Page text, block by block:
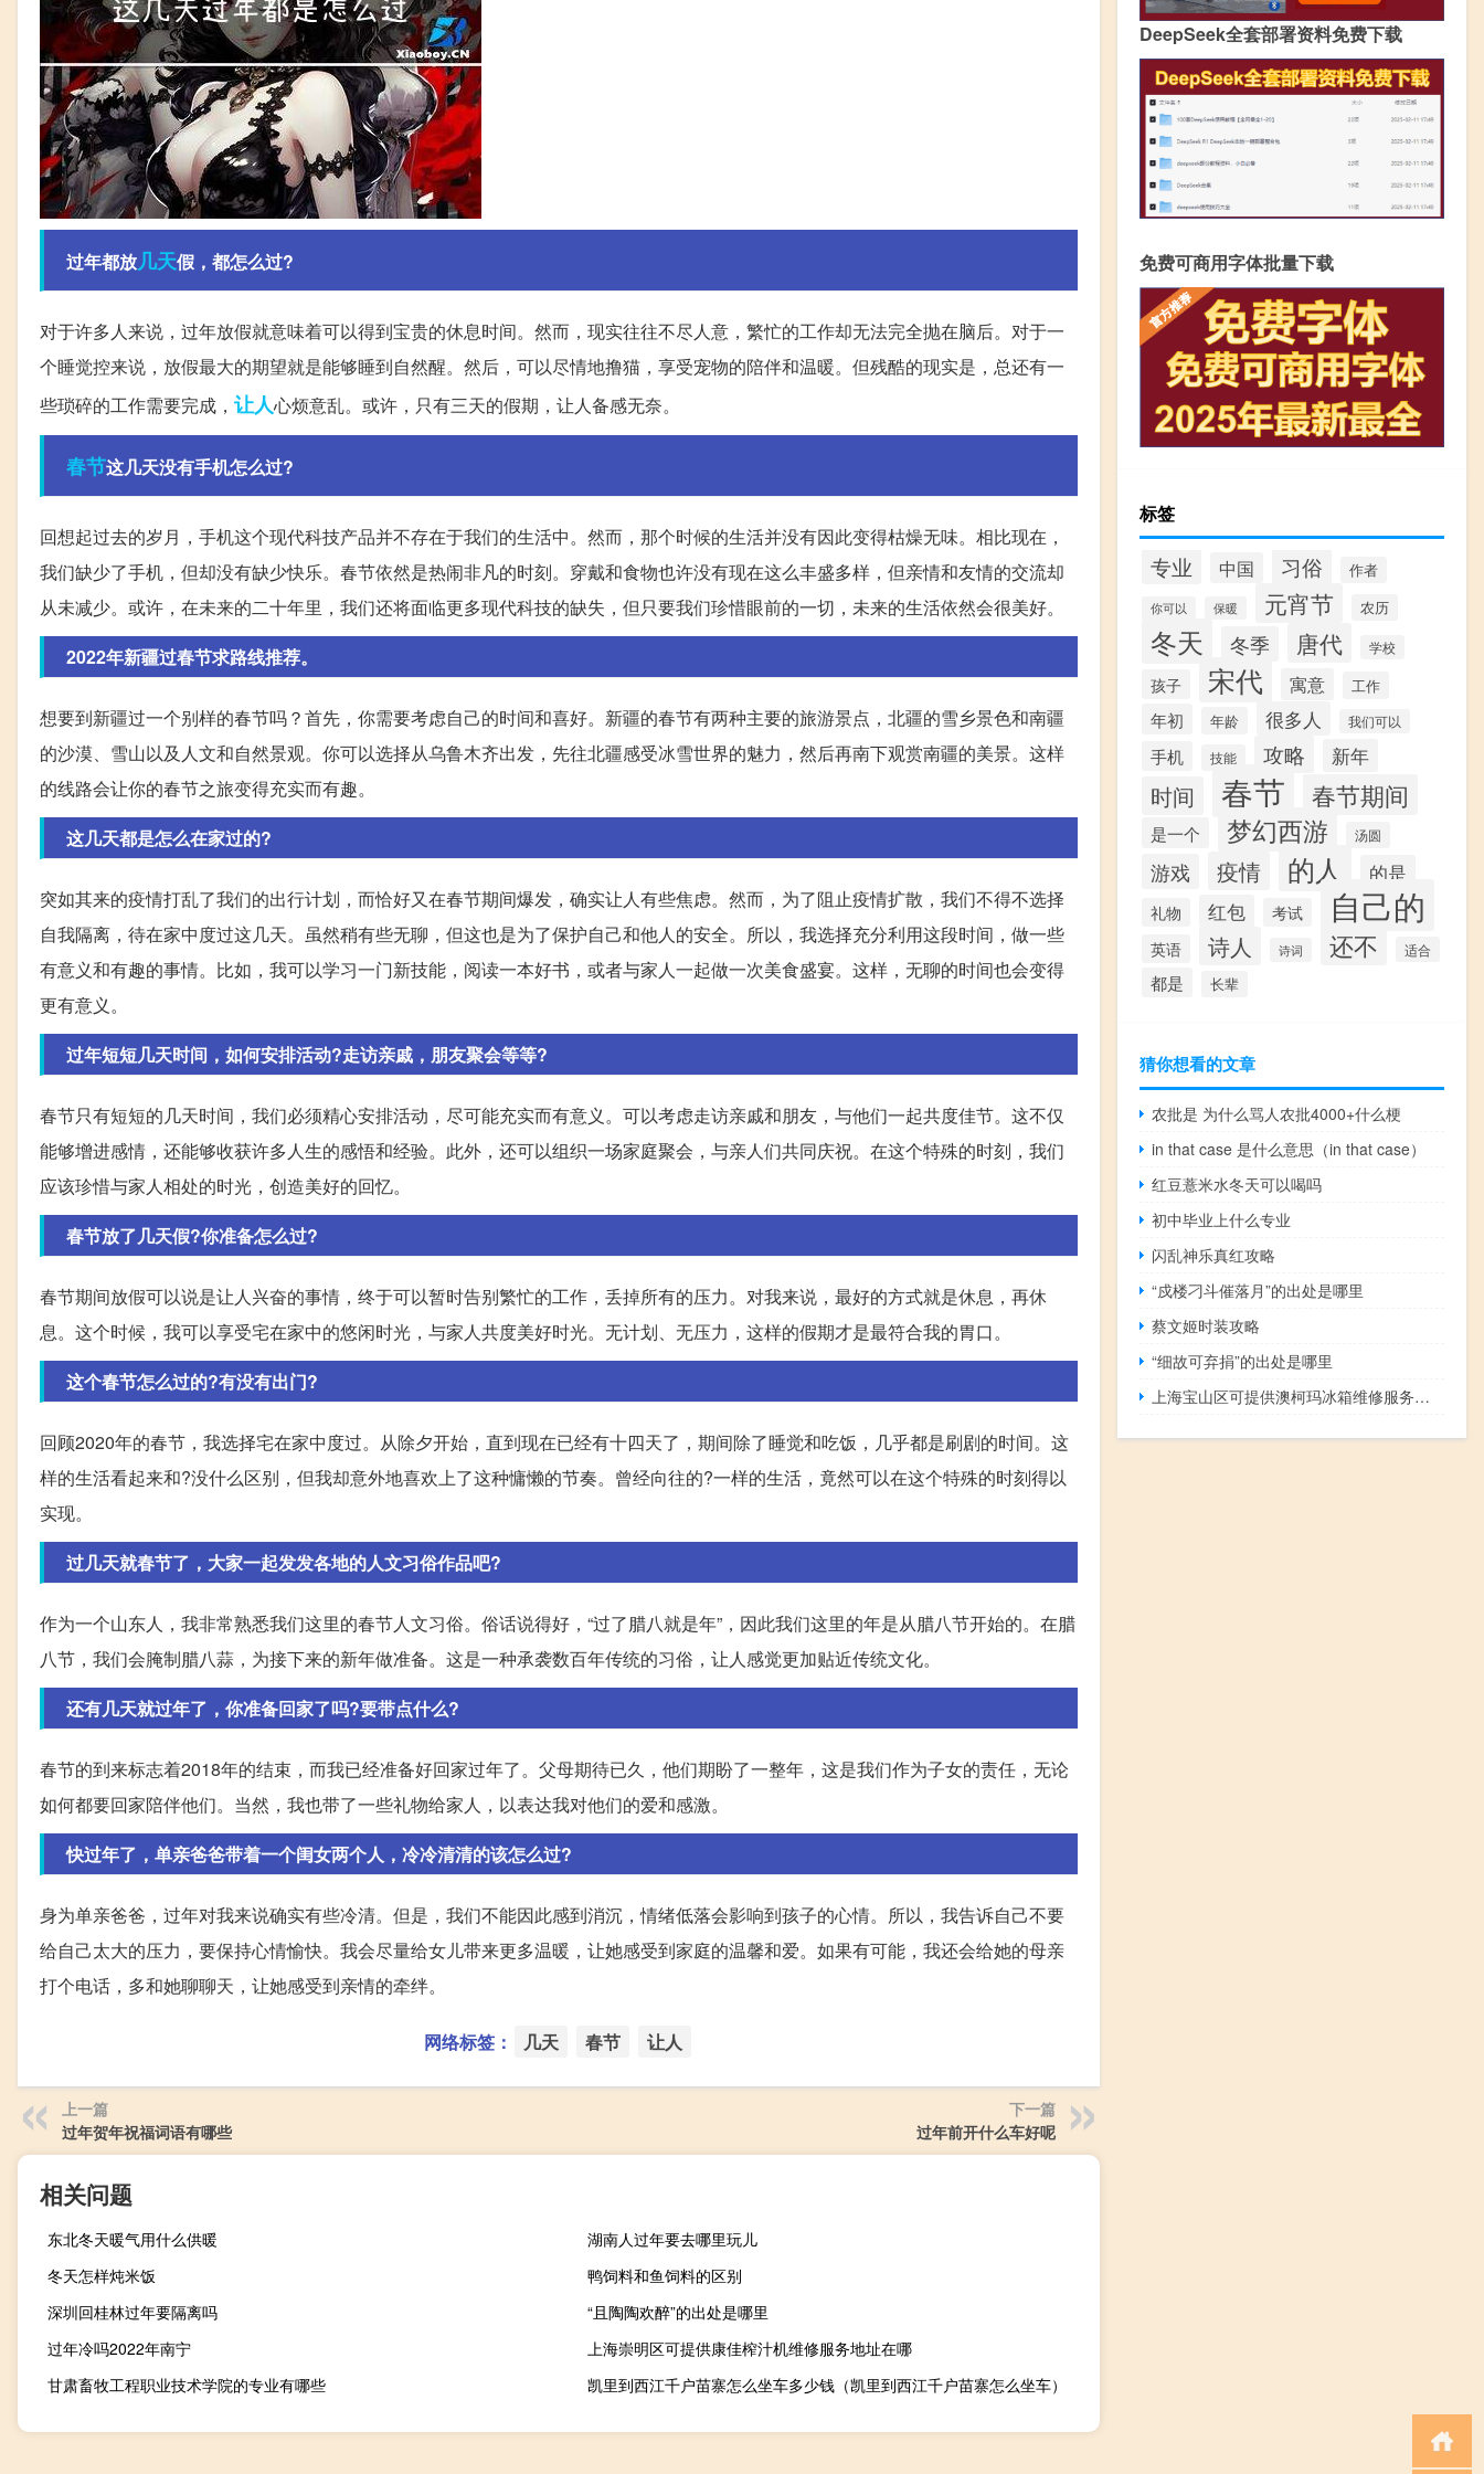
过年都放几天假，都怎么过?
对于许多人来说，过年放假就意味着可以得到宝贵的休息时间。然而，现实往往不尽人意，繁忙的工作却无法完全抛在脑后。对于一
个睡觉控来说，放假最大的期望就是能够睡到自然醒。然后，可以尽情地撸猫，享受宠物的陪伴和温暖。但残酷的现实是，总还有一
些琐碎的工作需要完成， 让人心烦意乱。或许，只有三天的假期，让人备感无奈。
春节这几天没有手机怎么过?
回想起过去的岁月，手机这个现代科技产品并不存在于我们的生活中。然而，那个时候的生活并没有因此变得枯燥无味。相比现在，
我们缺少了手机，但却没有缺少快乐。春节依然是热闹非凡的时刻。穿戴和食物也许没有现在这么丰盛多样，但亲情和友情的交流却
从未减少。或许，在未来的二十年里，我们还将面临更多现代科技的缺失，但只要我们珍惜眼前的一切，未来的生活依然会很美好。
2022年新疆过春节求路线推荐。
想要到新疆过一个别样的春节吗？首先，你需要考虑自己的时间和喜好。新疆的春节有两种主要的旅游景点，北疆的雪乡景色和南疆
的沙漠、雪山以及人文和自然景观。你可以选择从乌鲁木齐出发，先往北疆感受冰雪世界的魅力，然后再南下观赏南疆的美景。这样
的线路会让你的春节之旅变得充实而有趣。
这几天都是怎么在家过的?
突如其来的疫情打乱了我们的出行计划，而恰好又在春节期间爆发，确实让人有些焦虑。然而，为了阻止疫情扩散，我们不得不选择
自我隔离，待在家中度过这几天。虽然稍有些无聊，但这也是为了保护自己和他人的安全。所以，我选择充分利用这段时间，做一些
有意义和有趣的事情。比如，我可以学习一门新技能，阅读一本好书，或者与家人一起做一次美食盛宴。这样，无聊的时间也会变得
更有意义。
过年短短几天时间，如何安排活动?走访亲戚，朋友聚会等等?
春节只有短短的几天时间，我们必须精心安排活动，尽可能充实而有意义。可以考虑走访亲戚和朋友，与他们一起共度佳节。这不仅
能够增进感情，还能够收获许多人生的感悟和经验。此外，还可以组织一场家庭聚会，与亲人们共同庆祝。在这个特殊的时刻，我们
应该珍惜与家人相处的时光，创造美好的回忆。
春节放了几天假?你准备怎么过?
春节期间放假可以说是让人兴奋的事情，终于可以暂时告别繁忙的工作，丢掉所有的压力。对我来说，最好的方式就是休息，再休
息。这个时候，我可以享受宅在家中的悠闲时光，与家人共度美好时光。无计划、无压力，这样的假期才是最符合我的胃口。
这个春节怎么过的?有没有出门?
回顾2020年的春节，我选择宅在家中度过。从除夕开始，直到现在已经有十四天了，期间除了睡觉和吃饭，几乎都是刷剧的时间。这
样的生活看起来和?没什么区别，但我却意外地喜欢上了这种慵懒的节奏。曾经向往的?一样的生活，竟然可以在这个特殊的时刻得以
实现。
过几天就春节了，大家一起发发各地的人文习俗作品吧?
作为一个山东人，我非常熟悉我们这里的春节人文习俗。俗话说得好，“过了腊八就是年”，因此我们这里的年是从腊八节开始的。在腊
八节，我们会腌制腊八蒜，为接下来的新年做准备。这是一种承袭数百年传统的习俗，让人感觉更加贴近传统文化。
还有几天就过年了，你准备回家了吗?要带点什么?
春节的到来标志着2018年的结束，而我已经准备好回家过年了。父母期待已久，他们期盼了一整年，这是我们作为子女的责任，无论
如何都要回家陪伴他们。当然，我也带了一些礼物给家人，以表达我对他们的爱和感激。
快过年了，单亲爸爸带着一个闺女两个人，冷冷清清的该怎么过?
身为单亲爸爸，过年对我来说确实有些冷清。但是，我们不能因此感到消沉，情绪低落会影响到孩子的心情。所以，我告诉自己不要
给自己太大的压力，要保持心情愉快。我会尽量给女儿带来更多温暖，让她感受到家庭的温馨和爱。如果有可能，我还会给她的母亲
打个电话，多和她聊聊天，让她感受到亲情的牵绊。
网络标签： 几天 春节 让人
上一篇
过年贺年祝福词语有哪些
下一篇
过年前开什么车好呢
相关问题
东北冬天暖气用什么供暖
湖南人过年要去哪里玩儿
冬天怎样炖米饭
鸭饲料和鱼饲料的区别
深圳回桂林过年要隔离吗
“且陶陶欢醉”的出处是哪里
过年冷吗2022年南宁
上海崇明区可提供康佳榨汁机维修服务地址在哪
甘肃畜牧工程职业技术学院的专业有哪些
凯里到西江千户苗寨怎么坐车多少钱（凯里到西江千户苗寨怎么坐车）
DeepSeek全套部署资料免费下载
免费可商用字体批量下载
标签
专业 中国 习俗 作者
你可以 保暖 元宵节 农历
冬天 冬季 唐代 学校
孩子 宋代 寓意 工作
年初 年龄 很多人 我们可以
手机 技能 攻略 新年
时间 春节 春节期间
是一个 梦幻西游 汤圆
游戏 疫情 的人 的是
礼物 红包 考试 自己的
英语 诗人 诗词 还不 适合
都是 长辈
猜你想看的文章
农批是 为什么骂人农批4000+什么梗
in that case 是什么意思（in that case）
红豆薏米水冬天可以喝吗
初中毕业上什么专业
闪乱神乐真红攻略
“戍楼刁斗催落月”的出处是哪里
蔡文姬时装攻略
“细故可弃捐”的出处是哪里
上海宝山区可提供澳柯玛冰箱维修服务地址在哪